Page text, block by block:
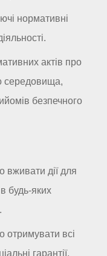
нормативні
актів про
середовища,
безпечного
вживати дії для
будь-яких
отримувати всі
гарантії.